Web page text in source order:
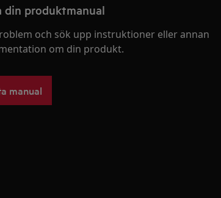
din produktmanual
och sök upp instruktioner eller annan
om din produkt.
manual